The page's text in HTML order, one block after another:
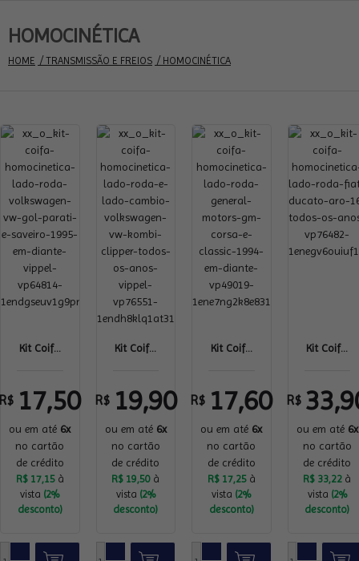
HOMOCINÉTICA
HOME / TRANSMISSÃO E FREIOS / HOMOCINÉTICA
Kit Coif...
17,50
ou em até 6x
no cartão
de crédito
R$ 17,15à
vista (2%
desconto)
Kit Coif...
R$ 19,90
ou em até 6x
no cartão
de crédito
R$ 19,50 à
vista (2%
desconto)
Kit Coif...
R$ 17,60
ou em até 6x
no cartão
de crédito
R$ 17,25à
vista (2%
desconto)
Kit Coif...
R$
ou em até 6x
no cartão
de crédito
R$ 33,22 à
vista (2%
desconto)